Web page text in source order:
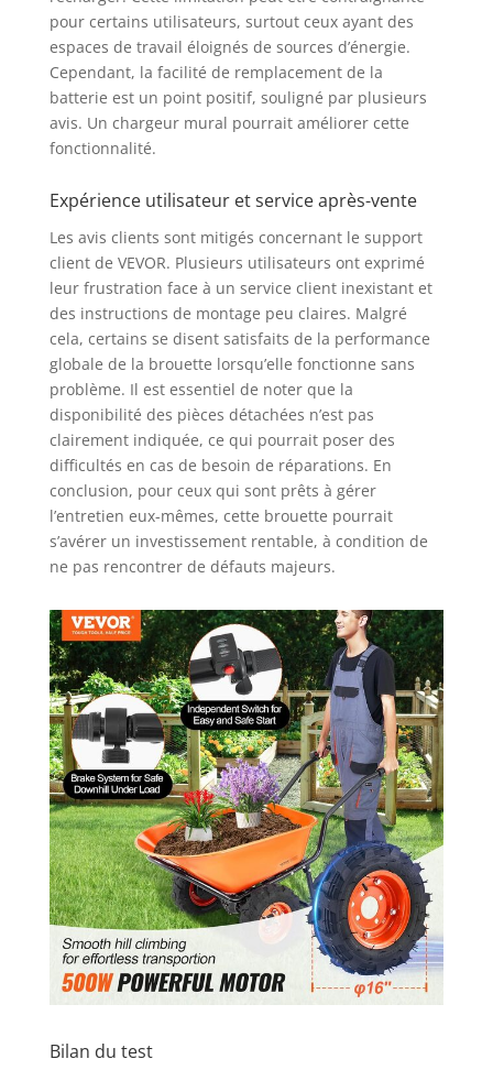
en minimisant le
risque de crevaison.
Montage facile : Ce
chariot à brouette
électrique est livré
avec un guide de
nécessaires. Des outils
simples comme une
clé et un tournevis
(non inclus) sont
nécessaires. Ce qui est
inclus : Le chariot de
jardin motorisé
comprend 1 manuel
d'instructions, 1
moteur, 1 pneu
gonflable, 1 cadre, 1
support avant, 1
système de batterie, 1
plateau, 1 poignée
gauche, 1 poignée
droite, 1 chargeur, 4
serre-câbles, 4 vis
m8x45, 9 vis m8x20.
pour certains utilisateurs, surtout ceux ayant des
espaces de travail éloignés de sources d’énergie.
Cependant, la facilité de remplacement de la
batterie est un point positif, souligné par plusieurs
avis. Un chargeur mural pourrait améliorer cette
fonctionnalité.
Expérience utilisateur et service après-vente
Les avis clients sont mitigés concernant le support
client de VEVOR. Plusieurs utilisateurs ont exprimé
leur frustration face à un service client inexistant et
des instructions de montage peu claires. Malgré
cela, certains se disent satisfaits de la performance
globale de la brouette lorsqu’elle fonctionne sans
problème. Il est essentiel de noter que la
disponibilité des pièces détachées n’est pas
clairement indiquée, ce qui pourrait poser des
difficultés en cas de besoin de réparations. En
conclusion, pour ceux qui sont prêts à gérer
l’entretien eux-mêmes, cette brouette pourrait
s’avérer un investissement rentable, à condition de
ne pas rencontrer de défauts majeurs.
Bilan du test